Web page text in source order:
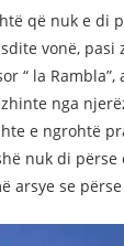
që nuk e di
vonë,
“ la
nga
e ngrohtë
nuk di
arsye se